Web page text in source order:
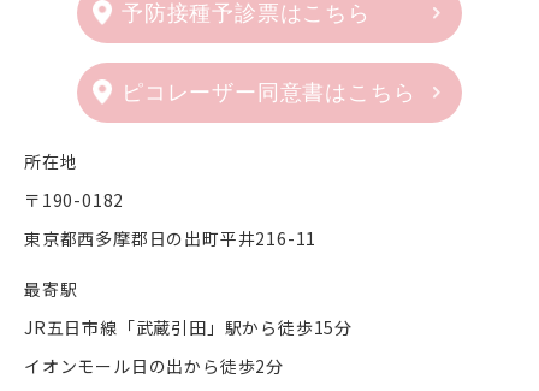
予防接種予診票はこちら
ピコレーザー同意書はこちら
所在地
〒190-0182
東京都西多摩郡日の出町平井216-11
最寄駅
JR五日市線「武蔵引田」駅から徒歩15分
イオンモール日の出から徒歩2分